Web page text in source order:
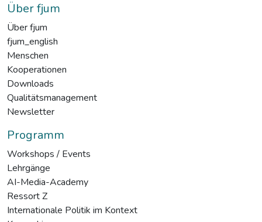
Über fjum
Über fjum
fjum_english
Menschen
Kooperationen
Downloads
Qualitätsmanagement
Newsletter
Programm
Workshops / Events
Lehrgänge
AI-Media-Academy
Ressort Z
Internationale Politik im Kontext